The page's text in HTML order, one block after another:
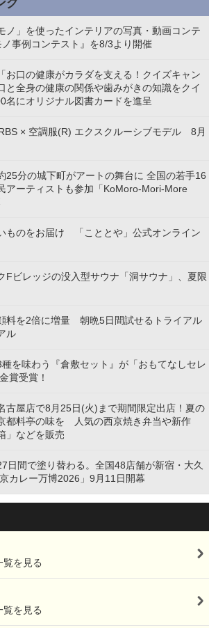
グ
ノ」を使ったインテリアの写真・動画コンテ
事例コンテスト』を8/3より開催
お口の健康がカラダを支える！クイズキャン
全身の健康の関係や歯みがきの知識をクイ
名にオリジナル図書カードを進呈
× 空調服(R) エクスクルーシブモデル 8月
25分の城下町がアートの舞台に 全国の若手16
アーティストも参加「KoMoro-Mori-More
ものをお届け 「こととや」公式オンライン
Fビレッジの没入型サウナ「洞サウナ」、夏限
料を2倍に増量 朝晩5日間試せるトライアル
ル
を味わう『倉敷セット』が「おもてなしセレ
賞受賞！
古屋店で8月25日(火)まで期間限定出店！夏の
都料亭の味を 人気の西京焼き弁当や新作
」などを販売
日間で塗り替わる。全国48店舗が新宿・大久
カレー万博2026」9月11日開幕
覧を見る
覧を見る